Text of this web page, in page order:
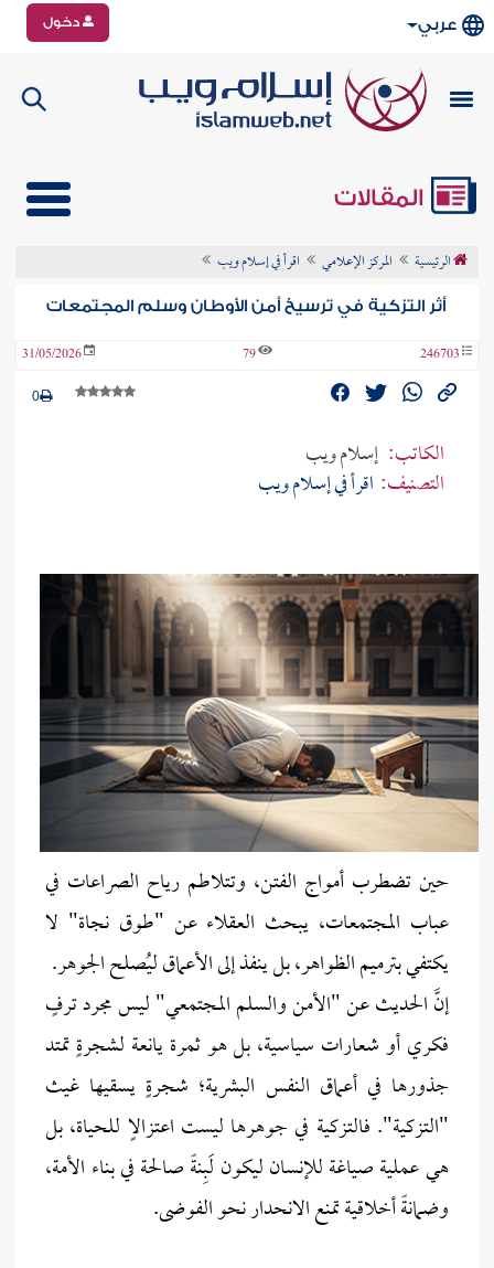
عربي دخول
المقالات
الرئيسية المركز الإعلامي اقرأ في إسلام ويب
أثر التزكية في ترسيخ أمن الأوطان وسلم المجتمعات
246703
79
31/05/2026
0
الكاتب: إسلام ويب
التصنيف: اقرأ في إسلام ويب
حين تضطرب أمواج الفتن، وتتلاطم رياح الصراعات في
عباب المجتمعات، يبحث العقلاء عن "طوق نجاة" لا
يكتفي بترميم الظواهر، بل ينفذ إلى الأعماق ليُصلح الجوهر.
إنَّ الحديث عن "الأمن والسلم المجتمعي" ليس مجرد ترفٍ
فكري أو شعارات سياسية، بل هو ثمرة يانعة لشجرةٍ تمتد
جذورها في أعماق النفس البشرية؛ شجرةٍ يسقيها غيث
"التزكية". فالتزكية في جوهرها ليست اعتزالٍا للحياة، بل
هي عملية صياغة للإنسان ليكون لَبِنةً صالحة في بناء الأمة،
وضمانةً أخلاقية تمنع الانحدار نحو الفوضى.